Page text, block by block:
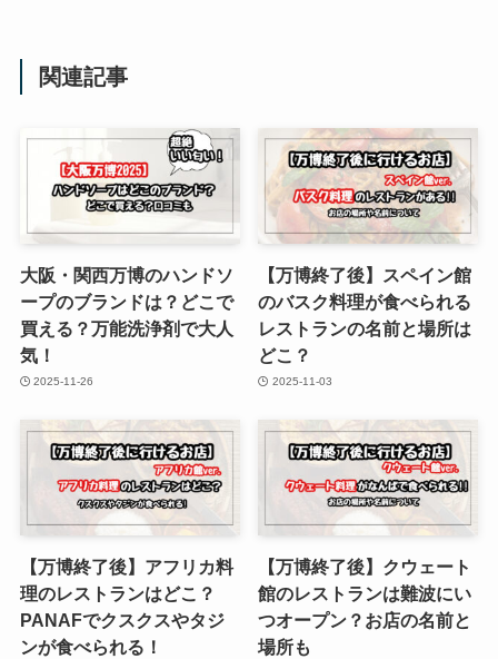
関連記事
大阪・関西万博のハンドソ
ープのブランドは？どこで
買える？万能洗浄剤で大人
気！
2025-11-26
【万博終了後】スペイン館
のバスク料理が食べられる
レストランの名前と場所は
どこ？
2025-11-03
【万博終了後】アフリカ料
理のレストランはどこ？
PANAFでクスクスやタジ
ンが食べられる！
【万博終了後】クウェート
館のレストランは難波にい
つオープン？お店の名前と
場所も